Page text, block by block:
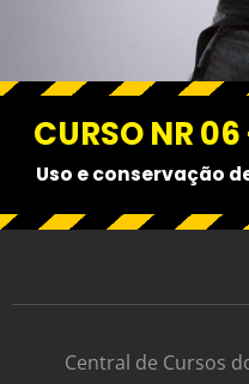
CURSO NR 06
Uso e conservação
Central de Cursos